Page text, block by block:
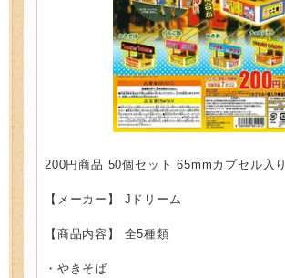
200円商品 50個セット 65mmカプセル入り
【メーカー】 Jドリーム
【商品内容】 全5種類
・やきそば